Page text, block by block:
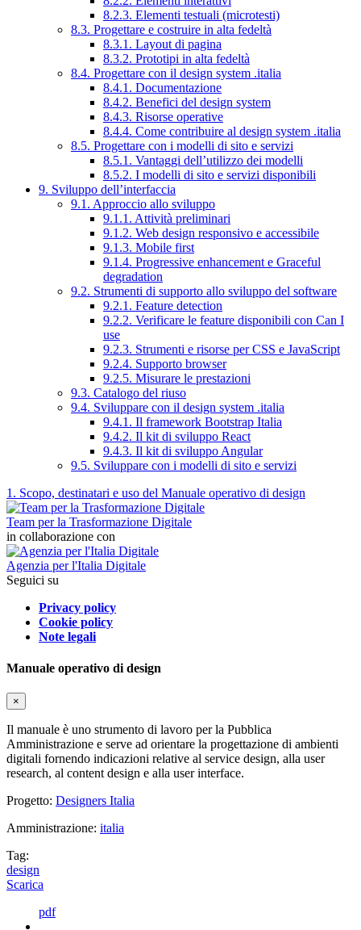
8.2.3. Elementi testuali (microtesti)
8.3. Progettare e costruire in alta fedeltà
8.3.1. Layout di pagina
8.3.2. Prototipi in alta fedeltà
8.4. Progettare con il design system .italia
8.4.1. Documentazione
8.4.2. Benefici del design system
8.4.3. Risorse operative
8.4.4. Come contribuire al design system .italia
8.5. Progettare con i modelli di sito e servizi
8.5.1. Vantaggi dell’utilizzo dei modelli
8.5.2. I modelli di sito e servizi disponibili
9. Sviluppo dell’interfaccia
9.1. Approccio allo sviluppo
9.1.1. Attività preliminari
9.1.2. Web design responsivo e accessibile
9.1.3. Mobile first
9.1.4. Progressive enhancement e Graceful
degradation
9.2. Strumenti di supporto allo sviluppo del software
9.2.1. Feature detection
9.2.2. Verificare le feature disponibili con Can I
use
9.2.3. Strumenti e risorse per CSS e JavaScript
9.2.4. Supporto browser
9.2.5. Misurare le prestazioni
9.3. Catalogo del riuso
9.4. Sviluppare con il design system .italia
9.4.1. Il framework Bootstrap Italia
9.4.2. Il kit di sviluppo React
9.4.3. Il kit di sviluppo Angular
9.5. Sviluppare con i modelli di sito e servizi
1. Scopo, destinatari e uso del Manuale operativo di design
Team per la Trasformazione Digitale
in collaborazione con
Agenzia per l'Italia Digitale
Seguici su
Privacy policy
Cookie policy
Note legali
Manuale operativo di design
×
Il manuale è uno strumento di lavoro per la Pubblica
Amministrazione e serve ad orientare la progettazione di ambienti
digitali fornendo indicazioni relative al service design, alla user
research, al content design e alla user interface.
Progetto: Designers Italia
Amministrazione: italia
Tag:
design
Scarica
pdf